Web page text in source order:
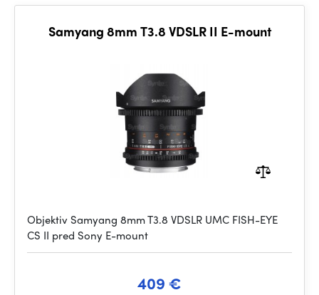
Samyang 8mm T3.8 VDSLR II E-mount
Objektiv Samyang 8mm T3.8 VDSLR UMC FISH-EYE
CS II pred Sony E-mount
409 €